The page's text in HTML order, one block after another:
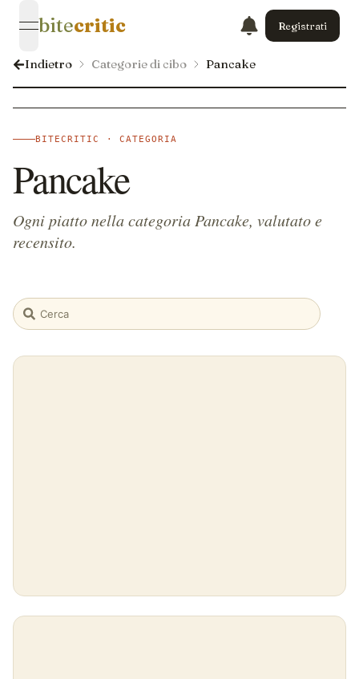
open navigation menu
bitecritic Registrati
Indietro Categorie di cibo Pancake
BITECRITIC · CATEGORIA
Pancake
Ogni piatto nella categoria Pancake, valutato e
recensito.